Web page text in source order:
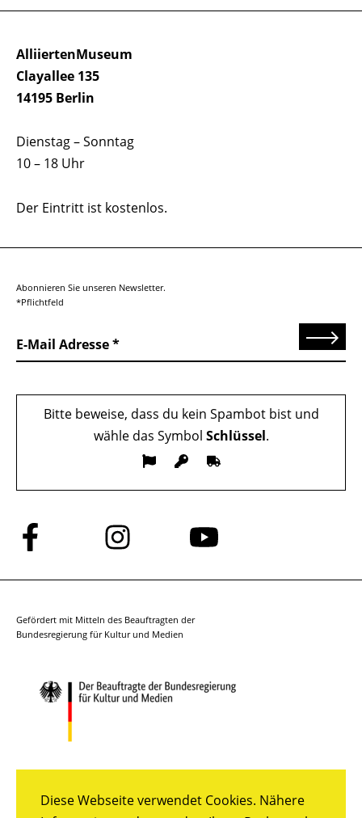
Diese Webseite verwendet Cookies. Nähere
AlliiertenMuseum
Clayallee 135
14195 Berlin
Dienstag – Sonntag
10 – 18 Uhr
Der Eintritt ist kostenlos.
Abonnieren Sie unseren Newsletter.
*Pflichtfeld
E-Mail Adresse Senden
Bitte beweise, dass du kein Spambot bist und
wähle das Symbol Schlüssel.
Folge
uns
auf
Folge
uns
auf
Folge
auf
Gefördert mit Mitteln des Beauftragten der
Bundesregierung für Kultur und Medien